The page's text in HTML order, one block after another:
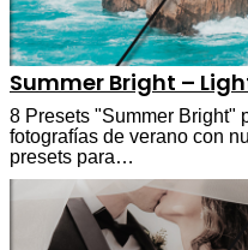
Summer Bright –
8 Presets "Summer Bright"
fotografías de verano con
presets para…